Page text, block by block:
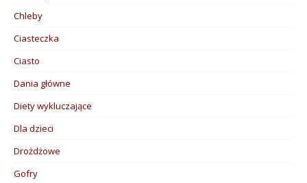
Chleby
Ciasteczka
Ciasto
Dania główne
Diety wykluczające
Dla dzieci
Drożdżowe
Gofry